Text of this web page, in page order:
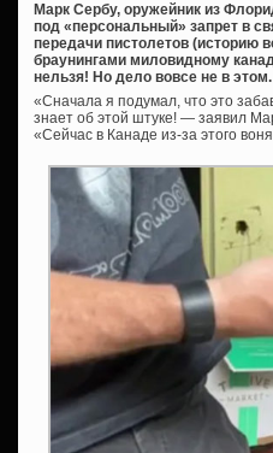
Марк Сербу, оружейник из
под «персональный» запрет в
передачи пистолетов (историю
браунингами миловидному
нельзя! Но дело вовсе не в этом.
«Сначала я подумал, что это
знает об этой штуке! — заявил
«Сейчас в Канаде из-за этого